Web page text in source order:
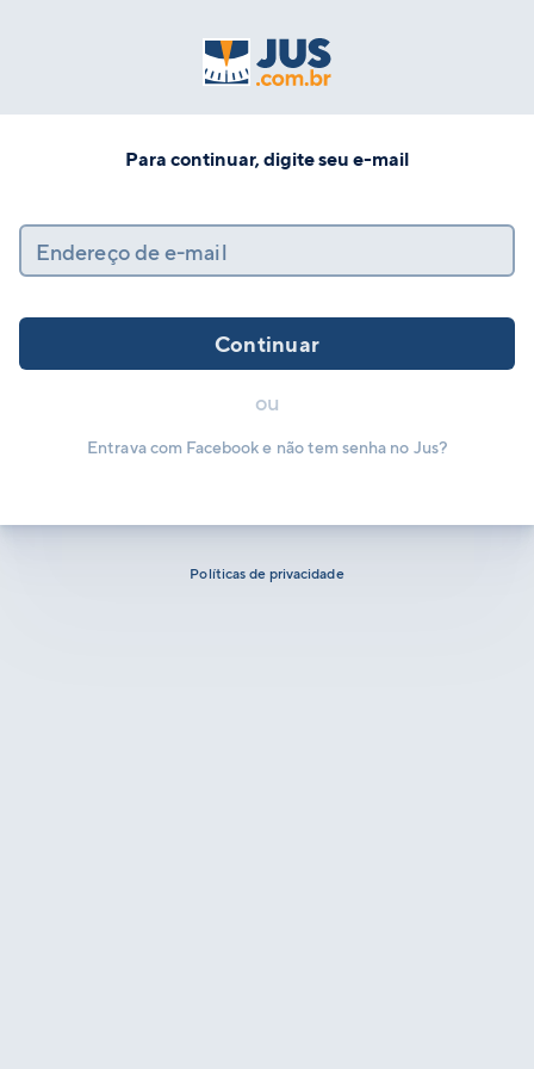
Para continuar, digite seu e-mail
Endereço de e-mail
Continuar
ou
Entrava com Facebook e não tem senha no Jus?
Políticas de privacidade